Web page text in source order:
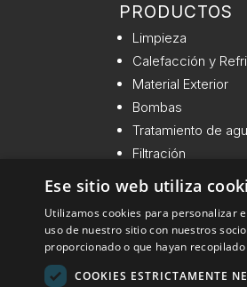
PRODUCTOS
Limpieza
Calefacción y
Material Exterior
Bombas
Tratamiento de
Filtración
Iluminación
Ese sitio web utiliza
Utilizamos cookies para personalizar
uso de nuestro sitio con nuestros
proporcionado o que hayan
COOKIES ESTRICTAMENTE